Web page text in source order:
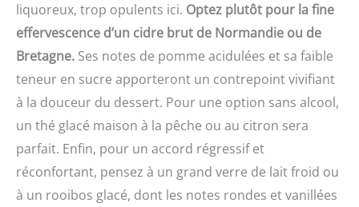
liquoreux, trop opulents ici. Optez plutôt pour la fine
effervescence d’un cidre brut de Normandie ou de
Bretagne. Ses notes de pomme acidulées et sa faible
teneur en sucre apporteront un contrepoint vivifiant
à la douceur du dessert. Pour une option sans alcool,
un thé glacé maison à la pêche ou au citron sera
parfait. Enfin, pour un accord régressif et
réconfortant, pensez à un grand verre de lait froid ou
à un rooibos glacé, dont les notes rondes et vanillées